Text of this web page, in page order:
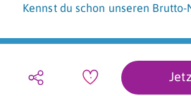
Kennst du schon unseren